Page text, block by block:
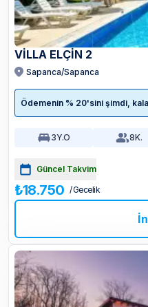
VILLA ELÇIN 2
Sapanca/Sapanca
Ödemenin % 20'sini şimdi,
3Y.O 8K.
Güncel Takvim
₺18.750 / Gecelik